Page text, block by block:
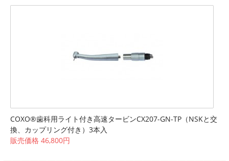
COXO®歯科用ライト付き高速タービンCX207-GN-TP（NSKと交
換、カップリング付き）3本入
販売価格 46,800円